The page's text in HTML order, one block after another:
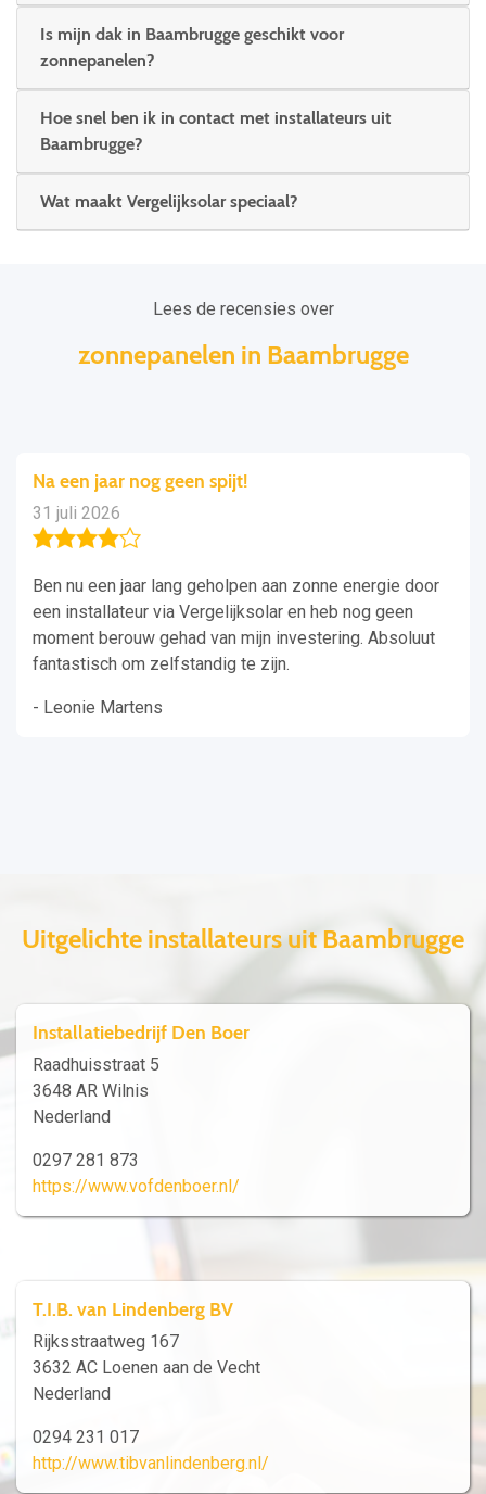
Is mijn dak in Baambrugge geschikt voor
zonnepanelen?
Hoe snel ben ik in contact met installateurs uit
Baambrugge?
Wat maakt Vergelijksolar speciaal?
Lees de recensies over
zonnepanelen in Baambrugge
Na een jaar nog geen spijt!
31 juli 2026
Ben nu een jaar lang geholpen aan zonne energie door
een installateur via Vergelijksolar en heb nog geen
moment berouw gehad van mijn investering. Absoluut
fantastisch om zelfstandig te zijn.
- Leonie Martens
Uitgelichte installateurs uit Baambrugge
Installatiebedrijf Den Boer
Raadhuisstraat 5
3648 AR Wilnis
Nederland
0297 281 873
https://www.vofdenboer.nl/
T.I.B. van Lindenberg BV
Rijksstraatweg 167
3632 AC Loenen aan de Vecht
Nederland
0294 231 017
http://www.tibvanlindenberg.nl/